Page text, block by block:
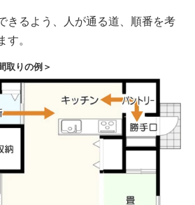
きるよう、人が通る道、順番を考
す。
取りの例＞